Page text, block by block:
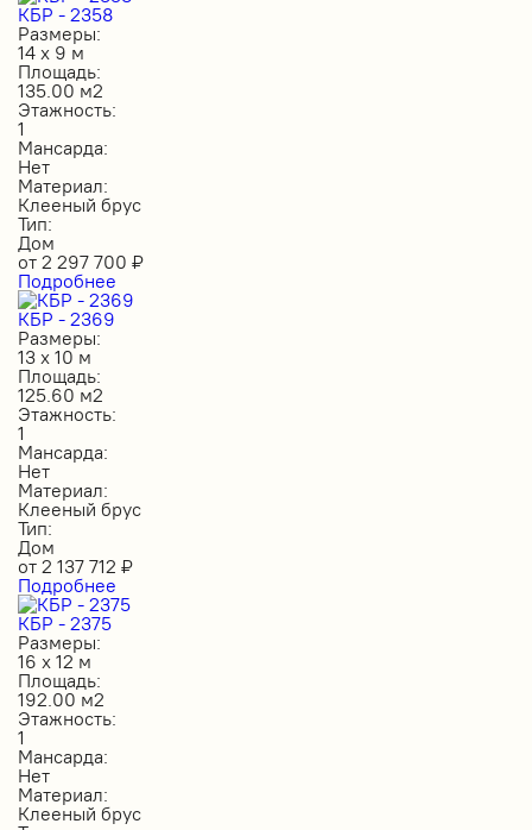
КБР - 2358
Размеры:
14 х 9 м
Площадь:
135.00 м2
Этажность:
1
Мансарда:
Нет
Материал:
Клееный брус
Тип:
Дом
от 2 297 700 ₽
Подробнее
КБР - 2369
Размеры:
13 х 10 м
Площадь:
125.60 м2
Этажность:
1
Мансарда:
Нет
Материал:
Клееный брус
Тип:
Дом
от 2 137 712 ₽
Подробнее
КБР - 2375
Размеры:
16 х 12 м
Площадь:
192.00 м2
Этажность:
1
Мансарда:
Нет
Материал:
Клееный брус